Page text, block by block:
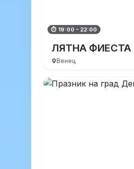
⏱ 19:00 – 22:00
ЛЯТНА ФИЕСТА
Венец